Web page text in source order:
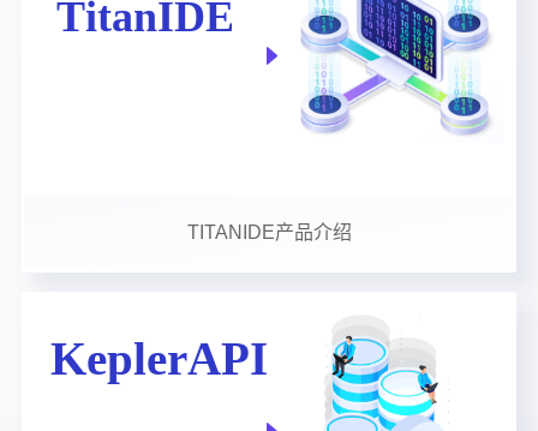
TITANIDE产品介绍